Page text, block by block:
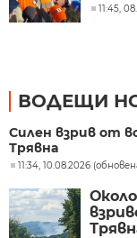
11:45,
ВОДЕЩИ
Силен взрив от
Трявна
11:34, 10.08.2026